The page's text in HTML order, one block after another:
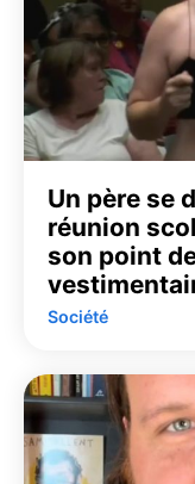
Un père se
réunion
son point
Société